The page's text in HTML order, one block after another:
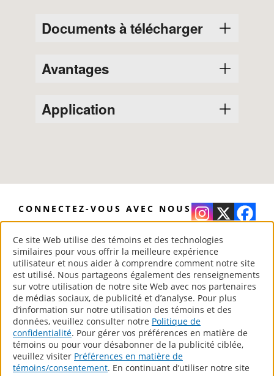
Documents à télécharger
Variantes
9031
Avantages
Sans COV*
Durabilité supérieure
Application
Conditionnez les outils dans l’eau
avant de les utiliser.
Appliquez le produit généreusement,
sans oubli ni surcharge, en respectant
le taux d’étalement du produit. Peignez
une section d’environ 2 x 4 pieds à
l’aide d’un rouleau en dessinant un
« W ». Sans que le rouleau quitte la
surface, remplissez le motif en « W ».
Lissez la section de la partie non peinte
vers la partie peinte.
Respectez le temps de séchage du
CONNECTEZ-VOUS AVEC NOUS
www.para.com
®Peintures PARA– Your Home Canadian Style
Tous droits réservés.
Produits
Trouvez Un Détaillant
Contactez Nous
Ce site Web utilise des témoins et des technologies
similaires pour vous offrir la meilleure expérience
utilisateur et nous aider à comprendre comment notre site
est utilisé. Nous partageons également des renseignements
sur votre utilisation de notre site Web avec nos partenaires
de médias sociaux, de publicité et d’analyse. Pour plus
d’information sur notre utilisation des témoins et des
données, veuillez consulter notre Politique de
confidentialité. Pour gérer vos préférences en matière de
témoins ou pour vour désabonner de la publicité ciblée,
veuillez visiter Préférences en matière de
témoins/consentement. En continuant d’utiliser notre site